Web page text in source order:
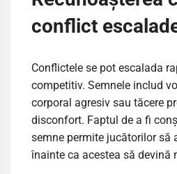
conflict
Conflictele se pot escalada
competitiv. Semnele includ
corporal agresiv sau tăcere
disconfort. Faptul de a fi
semne permite jucătorilor să
înainte ca acestea să devină